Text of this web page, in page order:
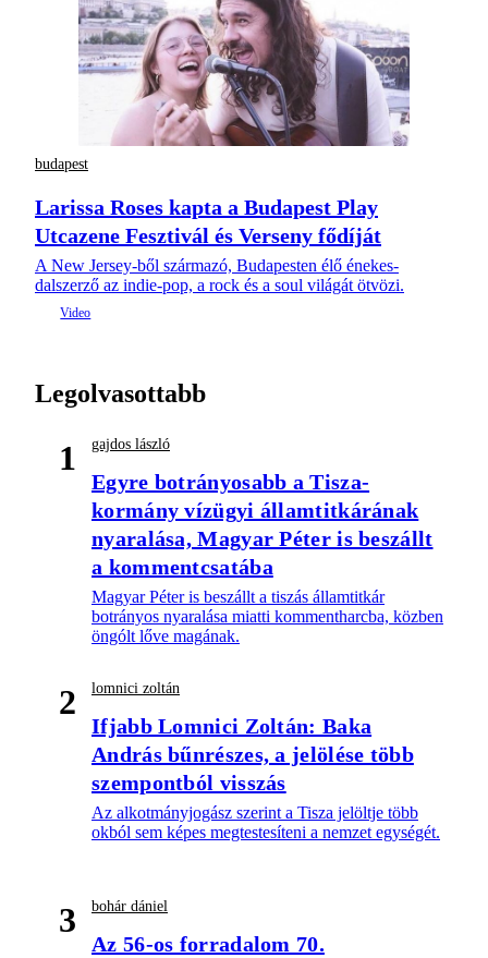
budapest
Larissa Roses kapta a Budapest Play
Utcazene Fesztivál és Verseny fődíját
A New Jersey-ből származó, Budapesten élő énekes-
dalszerző az indie-pop, a rock és a soul világát ötvözi.
Legolvasottabb
1 gajdos lászló
Egyre botrányosabb a Tisza-
kormány vízügyi államtitkárának
nyaralása, Magyar Péter is beszállt
a kommentcsatába
Magyar Péter is beszállt a tiszás államtitkár
botrányos nyaralása miatti kommentharcba, közben
öngólt lőve magának.
2 lomnici zoltán
Ifjabb Lomnici Zoltán: Baka
András bűnrészes, a jelölése több
szempontból visszás
Az alkotmányjogász szerint a Tisza jelöltje több
okból sem képes megtestesíteni a nemzet egységét.
3 bohár dániel
Az 56-os forradalom 70.